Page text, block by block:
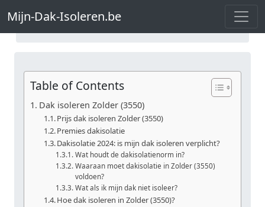
Mijn-Dak-Isoleren.be
Mijn-Dak-Isoleren.be
Table of Contents
Dak isoleren Zolder (3550)
Prijs dak isoleren Zolder (3550)
Premies dakisolatie
Dakisolatie 2024: is mijn dak isoleren verplicht?
Wat houdt de dakisolatienorm in?
Waaraan moet dakisolatie in Zolder (3550)
voldoen?
Wat als ik mijn dak niet isoleer?
Hoe dak isoleren in Zolder (3550)?